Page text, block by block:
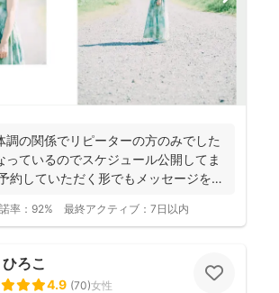
調の関係でリピーターの方のみでした
っているのでスケジュール公開してま
約していただく形でもメッセージを送
率： 92% 最終アクティブ： 7日以内
ろこ
4.9 (70)女性